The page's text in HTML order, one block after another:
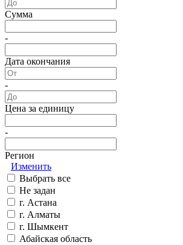
Сумма
-
Дата окончания
-
Цена за единицу
-
Регион
Изменить
Выбрать все
Не задан
г. Астана
г. Алматы
г. Шымкент
Абайская область